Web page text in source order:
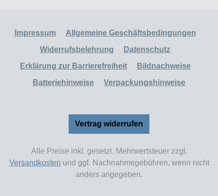
Impressum
Allgemeine Geschäftsbedingungen
Widerrufsbelehrung
Datenschutz
Erklärung zur Barrierefreiheit
Bildnachweise
Batteriehinweise
Verpackungshinweise
Vertrag widerrufen
Alle Preise inkl. gesetzl. Mehrwertsteuer zzgl.
Versandkosten und ggf. Nachnahmegebühren, wenn nicht
anders angegeben.